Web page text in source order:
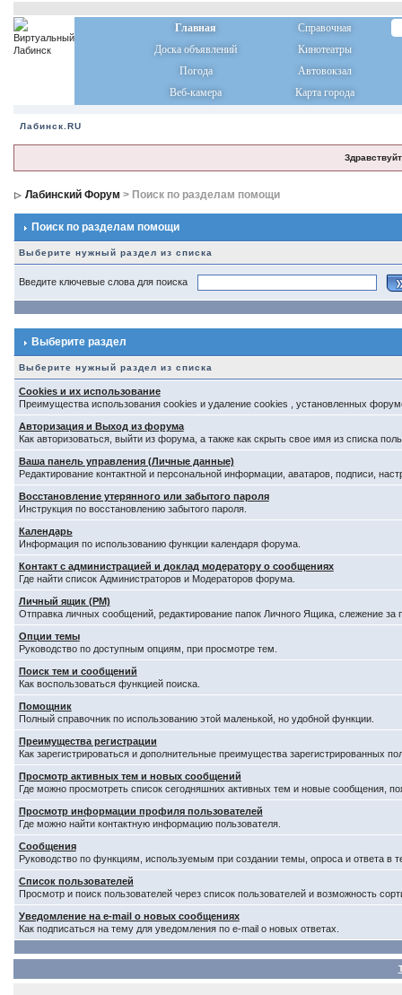
Главная
Справочная
Доска объявлений
Кинотеатры
Погода
Автовокзал
Веб-камера
Карта города
Лабинск.RU
Лабинский Форум > Поиск по разделам помощи
Поиск по разделам помощи
Выберите нужный раздел из списка
Введите ключевые слова для поиска
Выберите раздел
Выберите нужный раздел из списка
Cookies и их использование
Преимущества использования cookies и удаление cookies , установленных
Авторизация и Выход из форума
Как авторизоваться, выйти из форума, а также как скрыть свое имя из списка
Ваша панель управления (Личные данные)
Редактирование контактной и персональной информации, аватаров, подписи,
Восстановление утерянного или забытого пароля
Инструкция по восстановлению забытого пароля.
Календарь
Информация по использованию функции календаря форума.
Контакт с администрацией и доклад модератору о сообщениях
Где найти список Администраторов и Модераторов форума.
Личный ящик (PM)
Отправка личных сообщений, редактирование папок Личного Ящика, слежение
Опции темы
Руководство по доступным опциям, при просмотре тем.
Поиск тем и сообщений
Как воспользоваться функцией поиска.
Помощник
Полный справочник по использованию этой маленькой, но удобной функции.
Преимущества регистрации
Как зарегистрироваться и дополнительные преимущества зарегистрированных
Просмотр активных тем и новых сообщений
Где можно просмотреть список сегодняшних активных тем и новые сообщения,
Просмотр информации профиля пользователей
Где можно найти контактную информацию пользователя.
Сообщения
Руководство по функциям, используемым при создании темы, опроса и ответа в
Список пользователей
Просмотр и поиск пользователей через список пользователей и возможность
Уведомление на e-mail о новых сообщениях
Как подписаться на тему для уведомления по e-mail о новых ответах.